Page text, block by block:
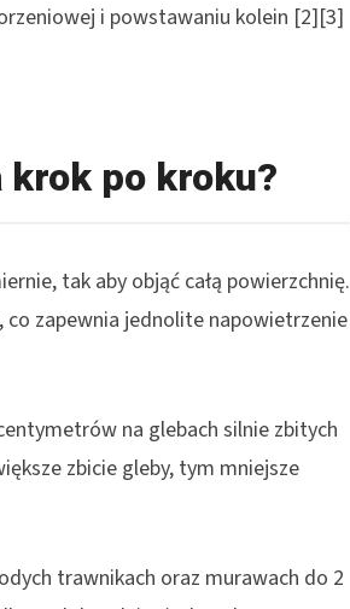
i powstawaniu kolein [2][3]
po kroku?
tak aby objąć całą powierzchnię.
co zapewnia jednolite napowietrzenie
na glebach silnie zbitych
zbicie gleby, tym mniejsze
trawnikach oraz murawach do 2